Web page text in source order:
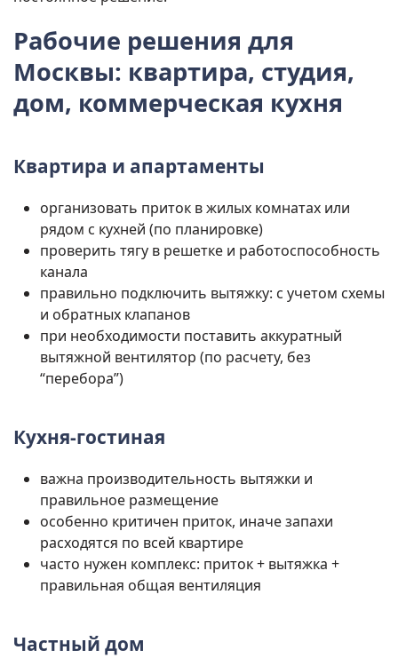
Рабочие решения для
Москвы: квартира, студия,
дом, коммерческая кухня
Квартира и апартаменты
организовать приток в жилых комнатах или
рядом с кухней (по планировке)
проверить тягу в решетке и работоспособность
канала
правильно подключить вытяжку: с учетом схемы
и обратных клапанов
при необходимости поставить аккуратный
вытяжной вентилятор (по расчету, без
“перебора”)
Кухня-гостиная
важна производительность вытяжки и
правильное размещение
особенно критичен приток, иначе запахи
расходятся по всей квартире
часто нужен комплекс: приток + вытяжка +
правильная общая вентиляция
Частный дом